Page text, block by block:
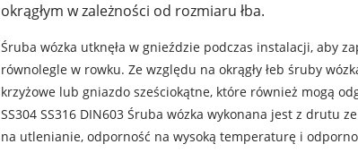
okrągłym w zależności od rozmiaru łba.
Śruba wózka utknęła w gnieździe podczas instalacji, aby
równolegle w rowku. Ze względu na okrągły łeb śruby
krzyżowe lub gniazdo sześciokątne, które również mogą
SS304 SS316 DIN603 Śruba wózka wykonana jest z drutu
na utlenianie, odporność na wysoką temperaturę i